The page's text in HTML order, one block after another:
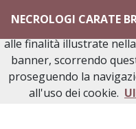
NECROLOGI CARATE
Questo sito o gli
avvalgono di cookie
alle finalità illustrate
banner, scorrendo
proseguendo la
all'uso dei cookie.